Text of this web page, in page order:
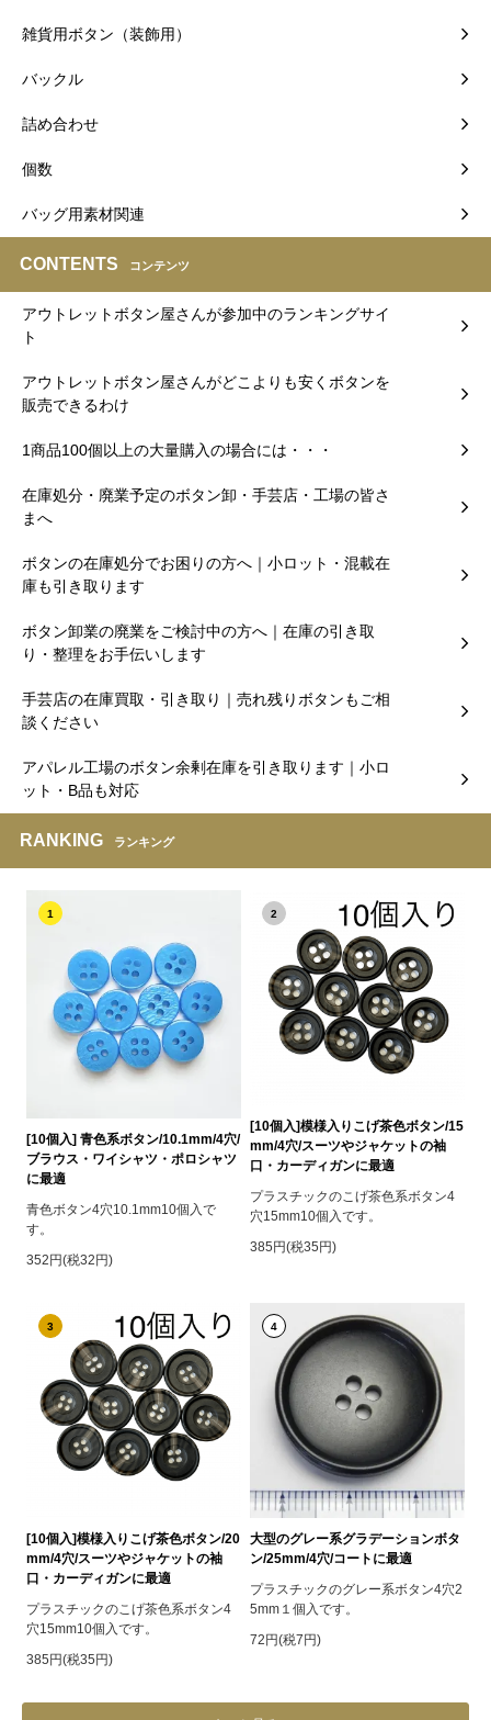
雑貨用ボタン（装飾用）
バックル
詰め合わせ
個数
バッグ用素材関連
CONTENTS コンテンツ
アウトレットボタン屋さんが参加中のランキングサイ
ト
アウトレットボタン屋さんがどこよりも安くボタンを
販売できるわけ
1商品100個以上の大量購入の場合には・・・
在庫処分・廃業予定のボタン卸・手芸店・工場の皆さ
まへ
ボタンの在庫処分でお困りの方へ｜小ロット・混載在
庫も引き取ります
ボタン卸業の廃業をご検討中の方へ｜在庫の引き取
り・整理をお手伝いします
手芸店の在庫買取・引き取り｜売れ残りボタンもご相
談ください
アパレル工場のボタン余剰在庫を引き取ります｜小ロ
ット・B品も対応
RANKING ランキング
1
[10個入] 青色系ボタン/10.1mm/4穴/
ブラウス・ワイシャツ・ポロシャツ
に最適
青色ボタン4穴10.1mm10個入で
す。
352円(税32円)
2
[10個入]模様入りこげ茶色ボタン/15
mm/4穴/スーツやジャケットの袖
口・カーディガンに最適
プラスチックのこげ茶色系ボタン4
穴15mm10個入です。
385円(税35円)
3
[10個入]模様入りこげ茶色ボタン/20
mm/4穴/スーツやジャケットの袖
口・カーディガンに最適
プラスチックのこげ茶色系ボタン4
穴15mm10個入です。
385円(税35円)
4
大型のグレー系グラデーションボタ
ン/25mm/4穴/コートに最適
プラスチックのグレー系ボタン4穴2
5mm１個入です。
72円(税7円)